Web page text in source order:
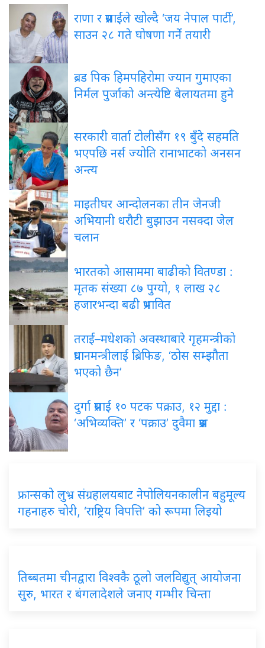
राणा र प्रसाईंले खोल्दै ‘जय नेपाल पार्टी’,
साउन २८ गते घोषणा गर्ने तयारी
ब्रड पिक हिमपहिरोमा ज्यान गुमाएका
निर्मल पुर्जाको अन्त्येष्टि बेलायतमा हुने
सरकारी वार्ता टोलीसँग १९ बुँदे सहमति
भएपछि नर्स ज्योति रानाभाटको अनसन
अन्त्य
माइतीघर आन्दोलनका तीन जेनजी
अभियानी धरौटी बुझाउन नसक्दा जेल
चलान
भारतको आसाममा बाढीको वितण्डा :
मृतक संख्या ८७ पुग्यो, १ लाख २८
हजारभन्दा बढी प्रभावित
तराई–मधेशको अवस्थाबारे गृहमन्त्रीको
प्रधानमन्त्रीलाई ब्रिफिङ, ‘ठोस सम्झौता
भएको छैन’
दुर्गा प्रसाईं १० पटक पक्राउ, १२ मुद्दा :
‘अभिव्यक्ति’ र ‘पक्राउ’ दुवैमा प्रश्न
फ्रान्सको लुभ्र संग्रहालयबाट नेपोलियनकालीन बहुमूल्य
गहनाहरु चोरी, ‘राष्ट्रिय विपत्ति’ को रूपमा लिइयो
तिब्बतमा चीनद्वारा विश्वकै ठूलो जलविद्युत् आयोजना
सुरु, भारत र बंगलादेशले जनाए गम्भीर चिन्ता